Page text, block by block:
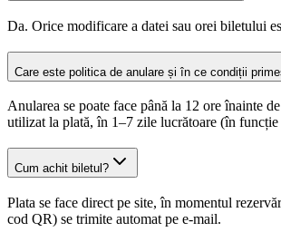
Da. Orice modificare a datei sau orei biletului
Care este politica de anulare și în ce condiții
Anularea se poate face până la 12 ore înainte
utilizat la plată, în 1–7 zile lucrătoare (în funcție
Cum achit biletul?
Plata se face direct pe site, în momentul
cod QR) se trimite automat pe e-mail.